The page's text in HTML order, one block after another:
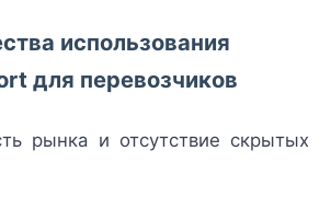
использования
для перевозчиков
рынка и отсутствие скрытых